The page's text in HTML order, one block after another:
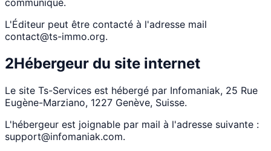
L'Éditeur peut être contacté à l'adresse mail
contact@ts-immo.org.
2Hébergeur du site internet
Le site Ts-Services est hébergé par Infomaniak, 25 Rue
Eugène-Marziano, 1227 Genève, Suisse.
L'hébergeur est joignable par mail à l'adresse suivante :
support@infomaniak.com.